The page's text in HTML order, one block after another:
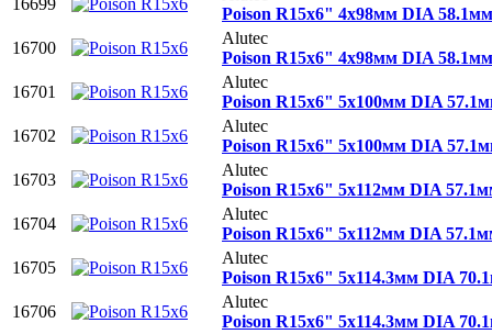
16699
Poison R15x6" 4x98мм DIA
16700
Alutec
Poison R15x6" 4x98мм DIA
16701
Alutec
Poison R15x6" 5x100мм DIA
16702
Alutec
Poison R15x6" 5x100мм DIA
16703
Alutec
Poison R15x6" 5x112мм DIA
16704
Alutec
Poison R15x6" 5x112мм DIA
16705
Alutec
Poison R15x6" 5x114.3мм DIA
16706
Alutec
Poison R15x6" 5x114.3мм DIA